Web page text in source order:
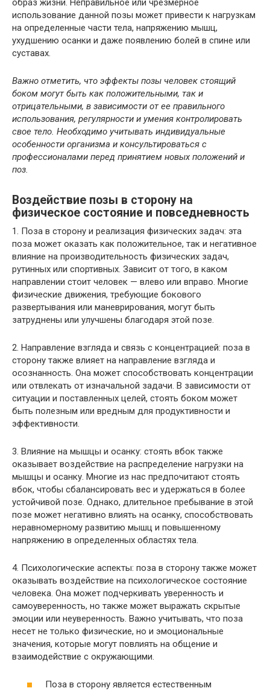
образ жизни. Неправильное или чрезмерное
использование данной позы может привести к нагрузкам
на определенные части тела, напряжению мышц,
ухудшению осанки и даже появлению болей в спине или
суставах.
Важно отметить, что эффекты позы человек стоящий
боком могут быть как положительными, так и
отрицательными, в зависимости от ее правильного
использования, регулярности и умения контролировать
свое тело. Необходимо учитывать индивидуальные
особенности организма и консультироваться с
профессионалами перед принятием новых положений и
поз.
Воздействие позы в сторону на
физическое состояние и повседневность
1. Поза в сторону и реализация физических задач: эта
поза может оказать как положительное, так и негативное
влияние на производительность физических задач,
рутинных или спортивных. Зависит от того, в каком
направлении стоит человек — влево или вправо. Многие
физические движения, требующие бокового
развертывания или маневрирования, могут быть
затруднены или улучшены благодаря этой позе.
2. Направление взгляда и связь с концентрацией: поза в
сторону также влияет на направление взгляда и
осознанность. Она может способствовать концентрации
или отвлекать от изначальной задачи. В зависимости от
ситуации и поставленных целей, стоять боком может
быть полезным или вредным для продуктивности и
эффективности.
3. Влияние на мышцы и осанку: стоять вбок также
оказывает воздействие на распределение нагрузки на
мышцы и осанку. Многие из нас предпочитают стоять
вбок, чтобы сбалансировать вес и удержаться в более
устойчивой позе. Однако, длительное пребывание в этой
позе может негативно влиять на осанку, способствовать
неравномерному развитию мышц и повышенному
напряжению в определенных областях тела.
4. Психологические аспекты: поза в сторону также может
оказывать воздействие на психологическое состояние
человека. Она может подчеркивать уверенность и
самоуверенность, но также может выражать скрытые
эмоции или неуверенность. Важно учитывать, что поза
несет не только физические, но и эмоциональные
значения, которые могут повлиять на общение и
взаимодействие с окружающими.
Поза в сторону является естественным